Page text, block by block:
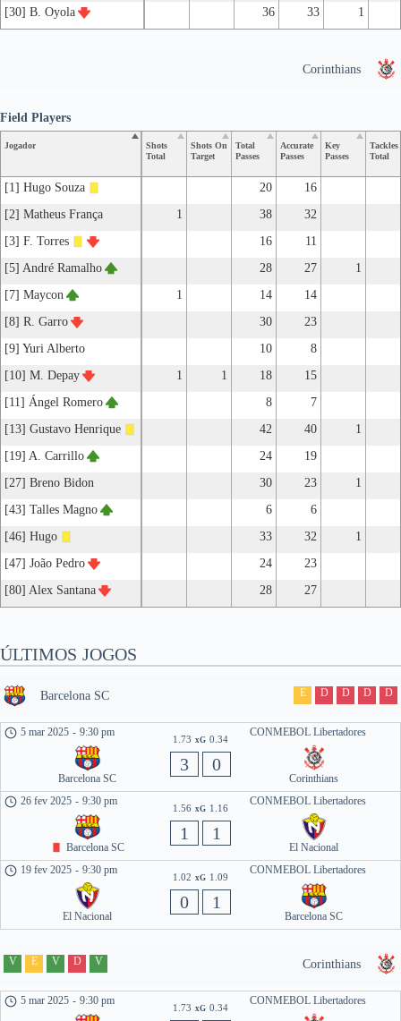
[30] B. Oyola 36 33 1
Corinthians
Jogador
Shots
Total
Shots On
Target
Total
Passes
Accurate
Passes
Key
Passes
Tackles
Total
[1] Hugo Souza 20
16
[2] Matheus França
1 38 32
[3] F. Torres
16 11
[5] André Ramalho
28 27
1
[7] Maycon
1 14
14
[8] R. Garro
30
23
[9] Yuri Alberto
10
8
[10] M. Depay
1 1 18 15
[11] Ángel Romero
8
7
[13] Gustavo Henrique
42 40 1
[19] A. Carrillo
24 19
[27] Breno Bidon
30 23 1
[43] Talles Magno
6
6
[46] Hugo
33 32
1
[47] João Pedro
24
23
[80] Alex Santana
28 27
Field Players
ÚLTIMOS JOGOS
Barcelona SC E D D D D
CONMEBOL Libertadores
5 mar 2025 - 9:30 pm
Barcelona SC
1.73 xG 0.34
3 0
Corinthians
CONMEBOL Libertadores
26 fev 2025 - 9:30 pm
Barcelona SC
1.56 xG 1.16
1 1
El Nacional
CONMEBOL Libertadores
19 fev 2025 - 9:30 pm
El Nacional
1.02 xG 1.09
0 1
Barcelona SC
Corinthians
V E V D V
CONMEBOL Libertadores
5 mar 2025 - 9:30 pm
1.73 xG 0.34